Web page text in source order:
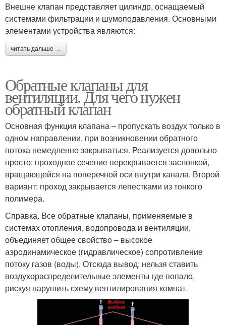
Внешне клапан представляет цилиндр, оснащаемый
системами фильтрации и шумоподавления. Основными
элементами устройства являются:
читать дальше →
Обратные клапаны для
вентиляции. Для чего нужен
обратный клапан
Основная функция клапана – пропускать воздух только в
одном направлении, при возникновении обратного
потока немедленно закрываться. Реализуется довольно
просто: проходное сечение перекрывается заслонкой,
вращающейся на поперечной оси внутри канала. Второй
вариант: проход закрывается лепестками из тонкого
полимера.
Справка. Все обратные клапаны, применяемые в
системах отопления, водопровода и вентиляции,
объединяет общее свойство – высокое
аэродинамическое (гидравлическое) сопротивление
потоку газов (воды). Отсюда вывод: нельзя ставить
воздухораспределительные элементы где попало,
рискуя нарушить схему вентилирования комнат.